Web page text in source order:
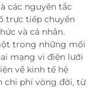
các nguyên tắc
trực tiếp chuyển
và cá nhân.
trong những mối
mạng vi điện lưới
về kinh tế hệ
chi phí vòng đời, từ